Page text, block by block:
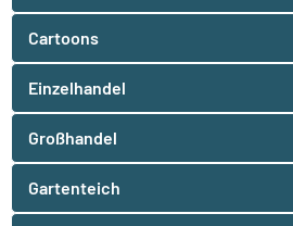
Cartoons
Einzelhandel
Großhandel
Gartenteich